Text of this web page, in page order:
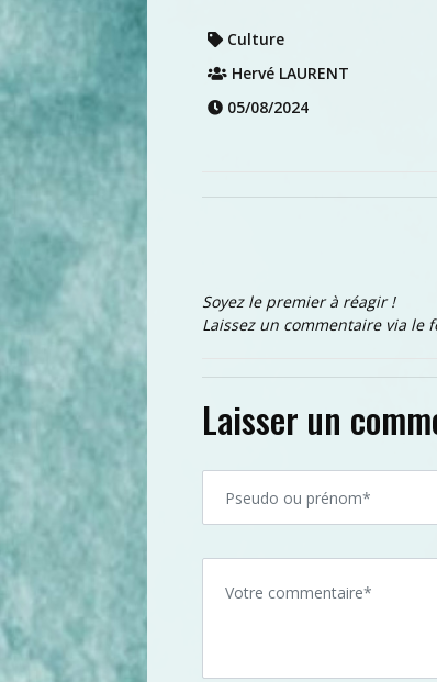
Culture
Hervé LAURENT
05/08/2024
Soyez le premier à réagir !
Laissez un commentaire via le
Laisser un